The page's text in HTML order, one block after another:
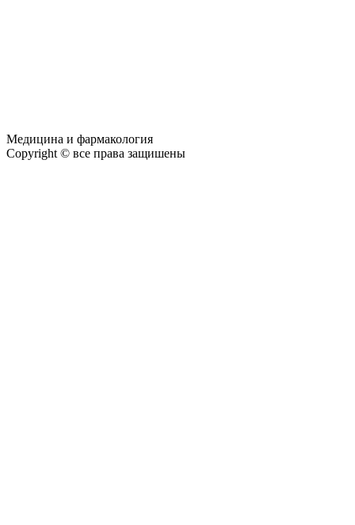
Медицина и фармакология
Copyright © все права защишены